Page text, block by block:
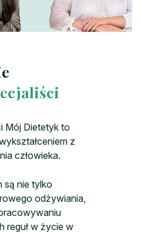
Mój Dietetyk to
z
człowieka.
są nie tylko
odżywiania,
reguł w życie w